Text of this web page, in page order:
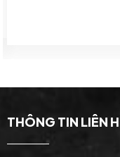
THÔNG TIN LIÊN